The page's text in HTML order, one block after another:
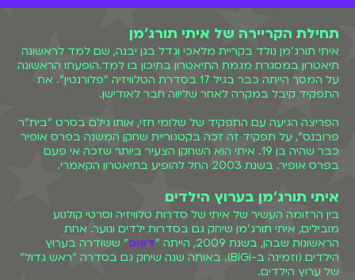
תחילת הקריירה של איתי תורג'מן
איתי תורג'מן נולד בקריית מלאכי וגדל בגן יבנה, שם למד לראשונה
תיאטרון במסגרת מגמת התיאטרון בתיכון בו למד.הופעתו הראשונה
על המסך הייתה כבר בגיל 17 בסדרת הטלוויזיה "פלורנטין". את
התפקיד קיבל במקרה לאחר שליווה חבר לאודישן.
הפריצה הגיעה עם התפקיד של שלומי חזי, אותו גילם בסרט "בית"ר
פרובנס", על תפקיד זה זכה בקטגוריית שחקן המשנה בפרס אופיר
כבר שהיה בן 19. איתי הוא השחקן הצעיר ביותר שזכה אי פעם
בפרס אופיר. בשנת 2003 החל להופיע בתיאטרון הקאמרי.
איתי תורג'מן בערוץ הילדים
בין הרזומה העשיר של איתי של סדרות טלוויזיה וסרטי קולנוע
מובילים, איתי תורג'מן שיחק גם בסדרות ילדים ונוער. אחת
הראשונות שבהן, בשנת 2009, הייתה "
דאוס" ששודרה בערוץ
הילדים (וזמינה ב-BIGI). באותה שנה שיחק גם בסדרה "ראש גדול"
של ערוץ הילדים.